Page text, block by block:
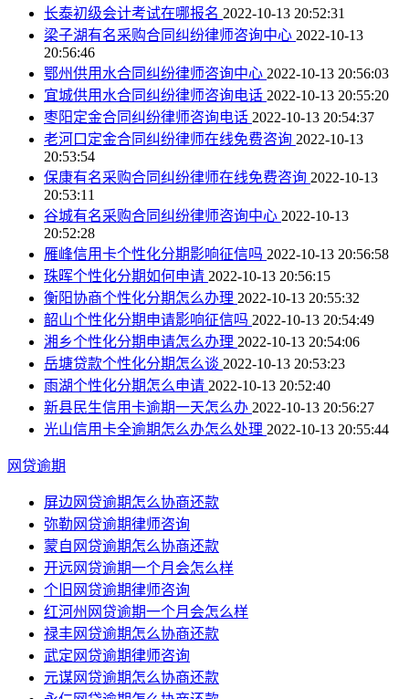
长泰初级会计考试在哪报名 2022-10-13 20:52:31
梁子湖有名采购合同纠纷律师咨询中心 2022-10-13
20:56:46
鄂州供用水合同纠纷律师咨询中心 2022-10-13 20:56:03
宜城供用水合同纠纷律师咨询电话 2022-10-13 20:55:20
枣阳定金合同纠纷律师咨询电话 2022-10-13 20:54:37
老河口定金合同纠纷律师在线免费咨询 2022-10-13
20:53:54
保康有名采购合同纠纷律师在线免费咨询 2022-10-13
20:53:11
谷城有名采购合同纠纷律师咨询中心 2022-10-13
20:52:28
雁峰信用卡个性化分期影响征信吗 2022-10-13 20:56:58
珠晖个性化分期如何申请 2022-10-13 20:56:15
衡阳协商个性化分期怎么办理 2022-10-13 20:55:32
韶山个性化分期申请影响征信吗 2022-10-13 20:54:49
湘乡个性化分期申请怎么办理 2022-10-13 20:54:06
岳塘贷款个性化分期怎么谈 2022-10-13 20:53:23
雨湖个性化分期怎么申请 2022-10-13 20:52:40
新县民生信用卡逾期一天怎么办 2022-10-13 20:56:27
光山信用卡全逾期怎么办怎么处理 2022-10-13 20:55:44
网贷逾期
屏边网贷逾期怎么协商还款
弥勒网贷逾期律师咨询
蒙自网贷逾期怎么协商还款
开远网贷逾期一个月会怎么样
个旧网贷逾期律师咨询
红河州网贷逾期一个月会怎么样
禄丰网贷逾期怎么协商还款
武定网贷逾期律师咨询
元谋网贷逾期怎么协商还款